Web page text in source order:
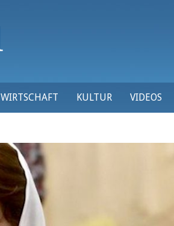
WIRTSCHAFT KULTUR VIDEOS